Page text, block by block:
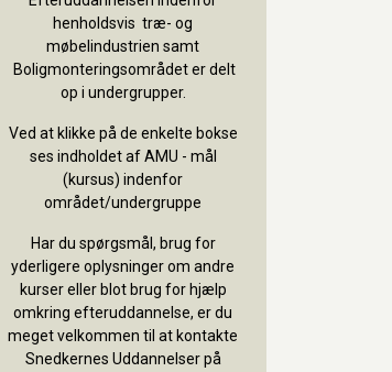
henholdsvis træ- og
møbelindustrien samt
Boligmonteringsområdet er delt
op i undergrupper.
Ved at klikke på de enkelte bokse
ses indholdet af AMU - mål
(kursus) indenfor
området/undergruppe
Har du spørgsmål, brug for
yderligere oplysninger om andre
kurser eller blot brug for hjælp
omkring efteruddannelse, er du
meget velkommen til at kontakte
Snedkernes Uddannelser på